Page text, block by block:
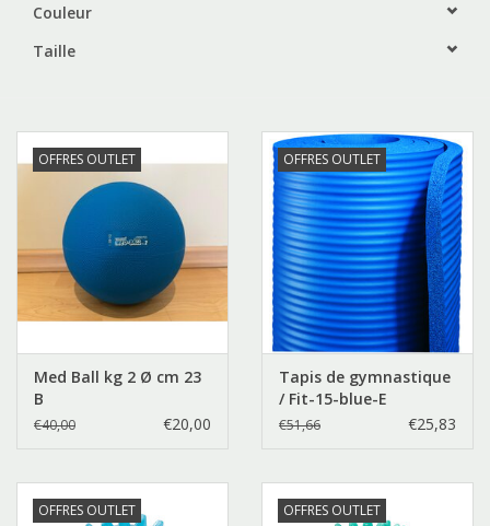
Marques
Couleur
Taille
OFFRES OUTLET
Med Ball kg 2 Ø cm 23
B
€40,00 €20,00
OFFRES OUTLET
Tapis de gymnastique
/ Fit-15-blue-E
€51,66 €25,83
OFFRES OUTLET OFFRES OUTLET